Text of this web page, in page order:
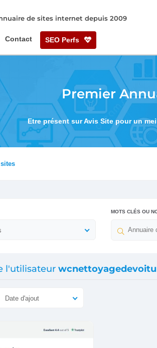
de sites internet depuis 2009
Contact SEO Perfs
Premier
Etre présent sur Avis Site pour un
MOTS CLÉS OU
l'utilisateur
Date d'ajout